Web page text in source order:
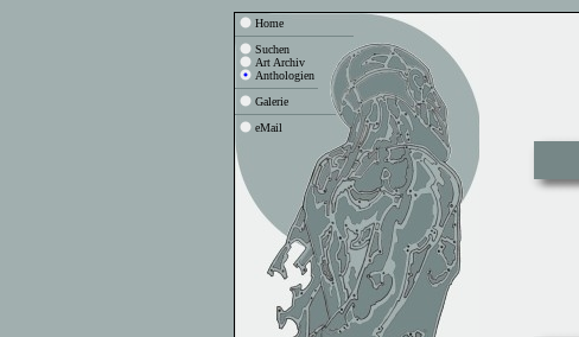
Home
Suchen
Art Archiv
Anthologien
Galerie
eMail